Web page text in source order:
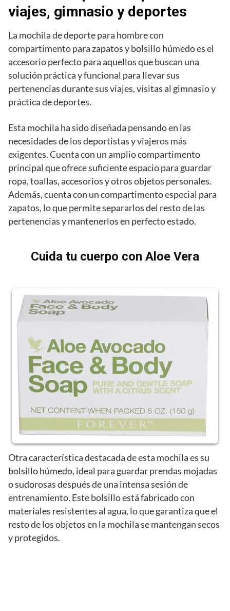
viajes, gimnasio y deportes
La mochila de deporte para hombre con
compartimento para zapatos y bolsillo húmedo es el
accesorio perfecto para aquellos que buscan una
solución práctica y funcional para llevar sus
pertenencias durante sus viajes, visitas al gimnasio y
práctica de deportes.
Esta mochila ha sido diseñada pensando en las
necesidades de los deportistas y viajeros más
exigentes. Cuenta con un amplio compartimento
principal que ofrece suficiente espacio para guardar
ropa, toallas, accesorios y otros objetos personales.
Además, cuenta con un compartimento especial para
zapatos, lo que permite separarlos del resto de las
pertenencias y mantenerlos en perfecto estado.
Cuida tu cuerpo con Aloe Vera
Otra característica destacada de esta mochila es su
bolsillo húmedo, ideal para guardar prendas mojadas
o sudorosas después de una intensa sesión de
entrenamiento. Este bolsillo está fabricado con
materiales resistentes al agua, lo que garantiza que el
resto de los objetos en la mochila se mantengan secos
y protegidos.